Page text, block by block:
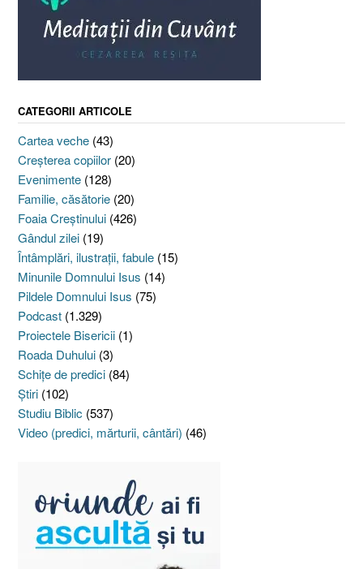
CATEGORII ARTICOLE
Cartea veche (43)
Creşterea copiilor (20)
Evenimente (128)
Familie, căsătorie (20)
Foaia Creştinului (426)
Gândul zilei (19)
Întâmplări, ilustraţii, fabule (15)
Minunile Domnului Isus (14)
Pildele Domnului Isus (75)
Podcast (1.329)
Proiectele Bisericii (1)
Roada Duhului (3)
Schiţe de predici (84)
Ştiri (102)
Studiu Biblic (537)
Video (predici, mărturii, cântări) (46)